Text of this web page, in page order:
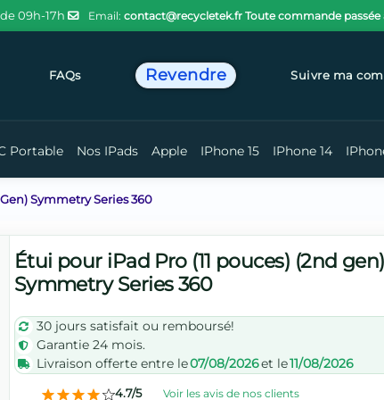
09h-17h Email: contact@recycletek.fr Toute commande passée
FAQs Revendre Suivre ma
Portable Nos IPads Apple IPhone 15 IPhone 14
Symmetry Series 360
Étui pour iPad Pro (11 pouces) (2nd gen)
Symmetry Series 360
30 jours satisfait ou remboursé!
Garantie 24 mois.
Livraison offerte entre le07/08/2026et le11/08/2026
4.7/5 Voir les avis de nos clients